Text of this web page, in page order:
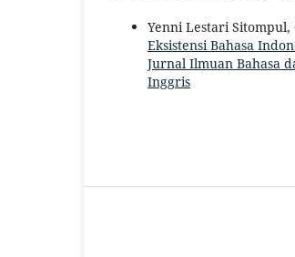
Yenni Lestari
Eksistensi Bahasa
Jurnal Ilmuan Bahasa
Inggris